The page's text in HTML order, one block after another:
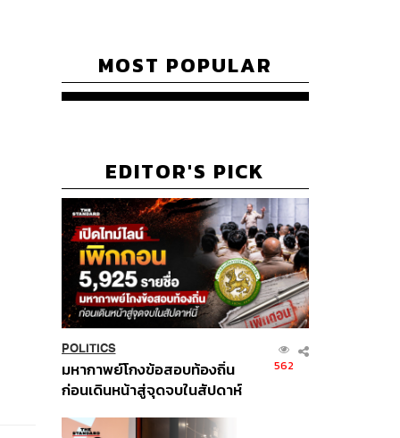
MOST POPULAR
EDITOR'S PICK
POLITICS
มหากาพย์โกงข้อสอบท้องถิ่น
ก่อนเดินหน้าสู่จุดจบในสัปดาห์
562